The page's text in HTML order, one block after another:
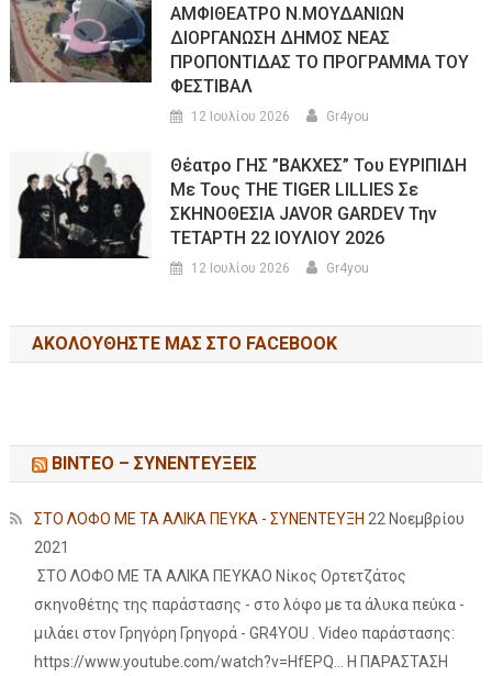
ΑΜΦΙΘΕΑΤΡΟ Ν.ΜΟΥΔΑΝΙΩΝ
ΔΙΟΡΓΑΝΩΣΗ ΔΗΜΟΣ ΝΕΑΣ
ΠΡΟΠΟΝΤΙΔΑΣ ΤΟ ΠΡΟΓΡΑΜΜΑ ΤΟΥ
ΦΕΣΤΙΒΑΛ
12 Ιουλίου 2026 Gr4you
Θέατρο ΓΗΣ ”ΒΑΚΧΕΣ” Του ΕΥΡΙΠΙΔΗ
Με Τους THE TIGER LILLIES Σε
ΣΚΗΝΟΘΕΣΙΑ JAVOR GARDEV Την
ΤΕΤΑΡΤΗ 22 ΙΟΥΛΙΟΥ 2026
12 Ιουλίου 2026 Gr4you
ΑΚΟΛΟΥΘΉΣΤΕ ΜΑΣ ΣΤΟ FACEBOOK
ΒΙΝΤΕΟ – ΣΥΝΕΝΤΕΥΞΕΙΣ
ΣΤΟ ΛΟΦΟ ΜΕ ΤΑ ΑΛΙΚΑ ΠΕΥΚΑ - ΣΥΝΕΝΤΕΥΞΗ 22 Νοεμβρίου
2021
ΣΤΟ ΛΟΦΟ ΜΕ ΤΑ ΑΛΙΚΑ ΠΕΥΚΑΟ Νίκος Ορτετζάτος
σκηνοθέτης της παράστασης - στο λόφο με τα άλυκα πεύκα -
μιλάει στον Γρηγόρη Γρηγορά - GR4YOU . Video παράστασης:
https://www.youtube.com/watch?v=HfEPQ... Η ΠΑΡΑΣΤΑΣΗ